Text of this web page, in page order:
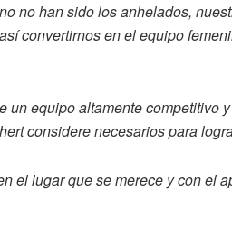
no han sido los anhelados,
convertirnos en el equipo
equipo altamente competitivo
considere necesarios para
el lugar que se merece y con el